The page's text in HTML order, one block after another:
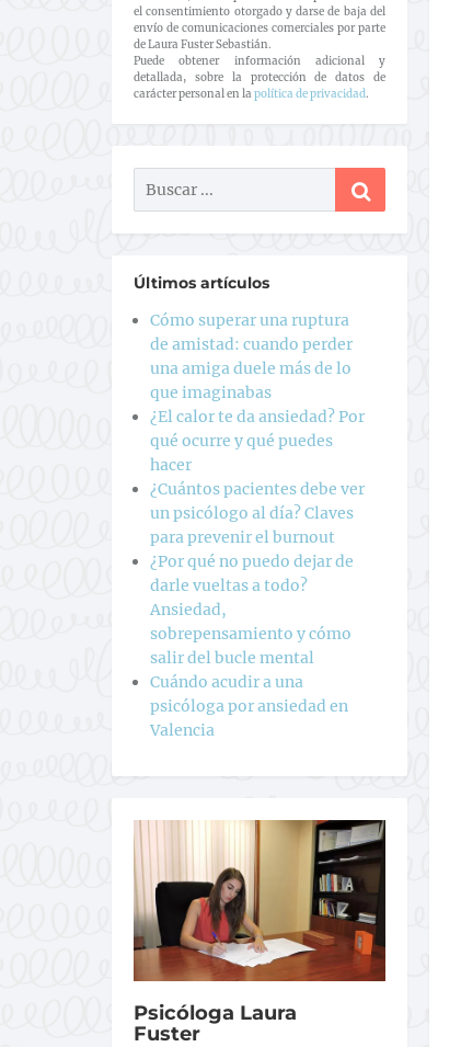
el consentimiento otorgado y darse de baja del
envío de comunicaciones comerciales por parte
de Laura Fuster Sebastián.
Puede obtener información adicional y
detallada, sobre la protección de datos de
carácter personal en la política de privacidad.
Últimos artículos
Cómo superar una ruptura
de amistad: cuando perder
una amiga duele más de lo
que imaginabas
¿El calor te da ansiedad? Por
qué ocurre y qué puedes
hacer
¿Cuántos pacientes debe ver
un psicólogo al día? Claves
para prevenir el burnout
¿Por qué no puedo dejar de
darle vueltas a todo?
Ansiedad,
sobrepensamiento y cómo
salir del bucle mental
Cuándo acudir a una
psicóloga por ansiedad en
Valencia
Psicóloga Laura
Fuster